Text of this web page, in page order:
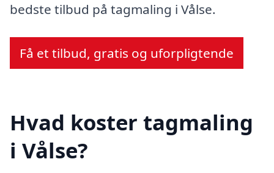
bedste tilbud på tagmaling i Vålse.
Få et tilbud, gratis og uforpligtende
Hvad koster tagmaling
i Vålse?